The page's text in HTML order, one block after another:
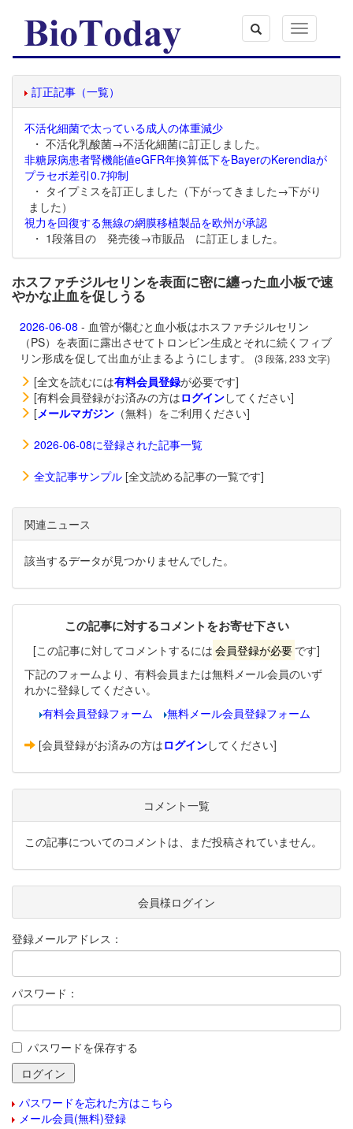
Toggle
navigation
訂正記事（一覧）
不活化細菌で太っている成人の体重減少
・ 不活化乳酸菌→不活化細菌に訂正しました。
非糖尿病患者腎機能値eGFR年換算低下をBayerのKerendiaが
プラセボ差引0.7抑制
・ タイプミスを訂正しました（下がってきました→下がり
ました）
視力を回復する無線の網膜移植製品を欧州が承認
・ 1段落目の 発売後→市販品 に訂正しました。
ホスファチジルセリンを表面に密に纏った血小板で速
やかな止血を促しうる
2026-06-08 - 血管が傷むと血小板はホスファチジルセリン
（PS）を表面に露出させてトロンビン生成とそれに続くフィブ
リン形成を促して出血が止まるようにします。
(3 段落, 233 文字)
[全文を読むには有料会員登録が必要です]
[有料会員登録がお済みの方はログインしてください]
[メールマガジン （無料）をご利用ください]
2026-06-08に登録された記事一覧
全文記事サンプル [全文読める記事の一覧です]
関連ニュース
該当するデータが見つかりませんでした。
この記事に対するコメントをお寄せ下さい
[この記事に対してコメントするには 会員登録が必要 です]
下記のフォームより、有料会員または無料メール会員のいず
れかに登録してください。
有料会員登録フォーム
無料メール会員登録フォーム
[会員登録がお済みの方はログインしてください]
コメント一覧
この記事についてのコメントは、まだ投稿されていません。
会員様ログイン
登録メールアドレス：
パスワード：
パスワードを保存する
パスワードを忘れた方はこちら
メール会員(無料)登録